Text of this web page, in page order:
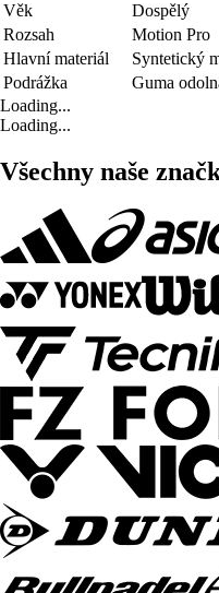
Věk
Dospělý
Rozsah
Motion Pro
Hlavní materiál
Syntetický
Podrážka
Guma
Loading...
Loading...
Všechny naše